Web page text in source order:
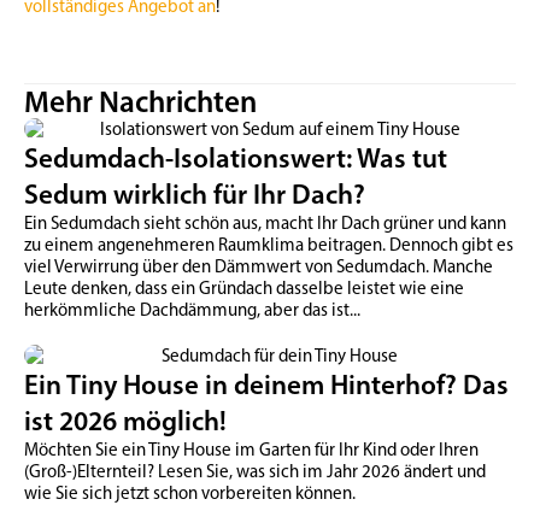
vollständiges Angebot an!
Mehr Nachrichten
Sedumdach-Isolationswert: Was tut
Sedum wirklich für Ihr Dach?
Ein Sedumdach sieht schön aus, macht Ihr Dach grüner und kann
zu einem angenehmeren Raumklima beitragen. Dennoch gibt es
viel Verwirrung über den Dämmwert von Sedumdach. Manche
Leute denken, dass ein Gründach dasselbe leistet wie eine
herkömmliche Dachdämmung, aber das ist...
Ein Tiny House in deinem Hinterhof? Das
ist 2026 möglich!
Möchten Sie ein Tiny House im Garten für Ihr Kind oder Ihren
(Groß-)Elternteil? Lesen Sie, was sich im Jahr 2026 ändert und
wie Sie sich jetzt schon vorbereiten können.